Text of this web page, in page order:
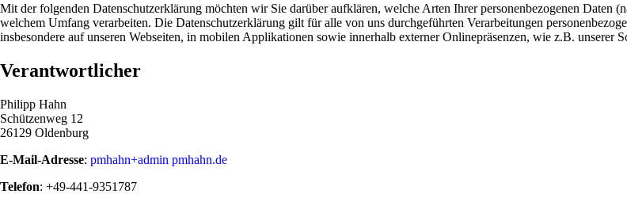
Mit der folgenden Datenschutzerklärung möchten wir Sie darüber aufklären, welche Arten Ihrer personenbezogenen Daten
welchem Umfang verarbeiten. Die Datenschutzerklärung gilt für alle von uns durchgeführten Verarbeitungen
insbesondere auf unseren Webseiten, in mobilen Applikationen sowie innerhalb externer Onlinepräsenzen, wie z.B. unserer
Verantwortlicher
Philipp Hahn
Schützenweg 12
26129 Oldenburg
E-Mail-Adresse: pmhahn+admin pmhahn.de
Telefon: +49-441-9351787